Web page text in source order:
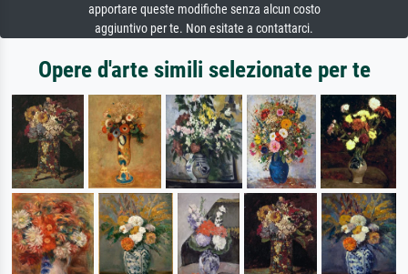
apportare queste modifiche senza alcun costo
aggiuntivo per te. Non esitate a contattarci.
Opere d'arte simili selezionate per te